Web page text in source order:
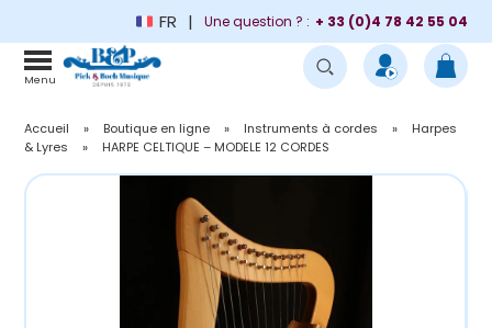
FR Une question ? : + 33 (0)4 78 42 55 04
Menu
Accueil » Boutique en ligne » Instruments à cordes »
Harpes
& Lyres
» HARPE CELTIQUE – MODELE 12 CORDES